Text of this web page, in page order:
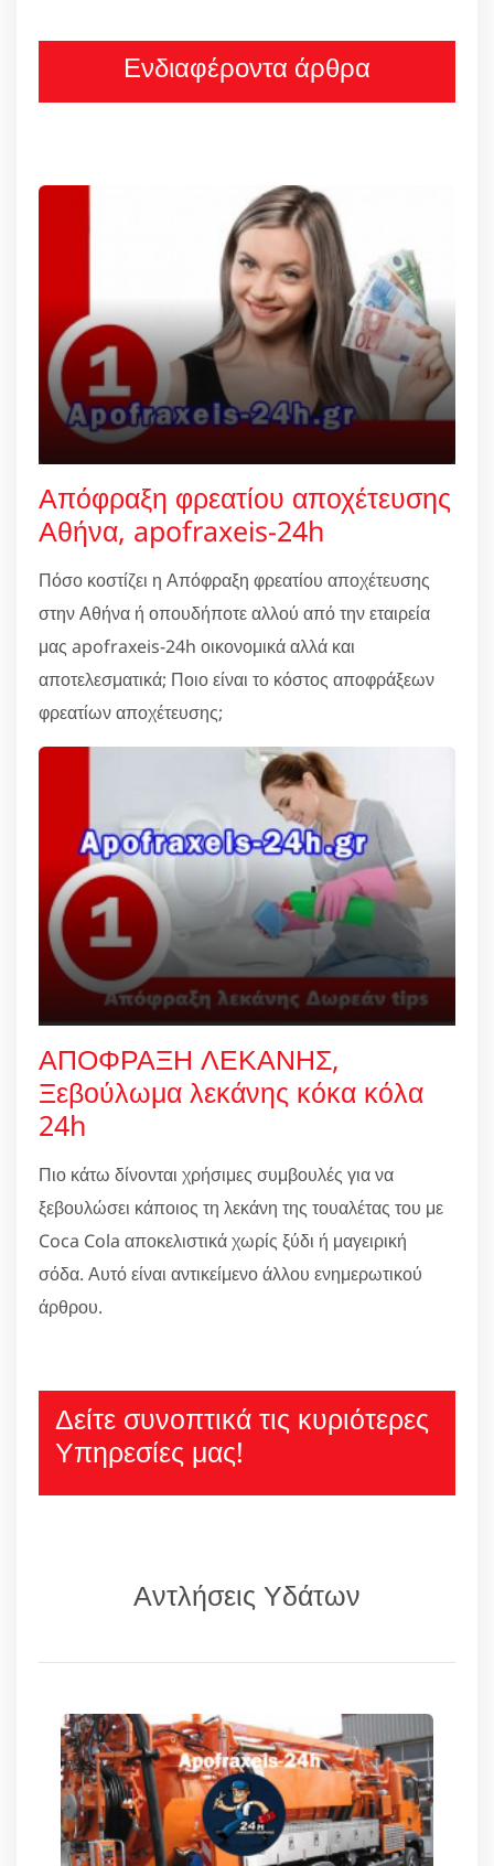
Ενδιαφέροντα άρθρα
Απόφραξη φρεατίου αποχέτευσης
Αθήνα, apofraxeis-24h
Πόσο κοστίζει η Απόφραξη φρεατίου αποχέτευσης
στην Αθήνα ή οπουδήποτε αλλού από την εταιρεία
μας apofraxeis-24h οικονομικά αλλά και
αποτελεσματικά; Ποιο είναι το κόστος αποφράξεων
φρεατίων αποχέτευσης;
ΑΠΟΦΡΑΞΗ ΛΕΚΑΝΗΣ,
Ξεβούλωμα λεκάνης κόκα κόλα
24h
Πιο κάτω δίνονται χρήσιμες συμβουλές για να
ξεβουλώσει κάποιος τη λεκάνη της τουαλέτας του με
Coca Cola αποκελιστικά χωρίς ξύδι ή μαγειρική
σόδα. Αυτό είναι αντικείμενο άλλου ενημερωτικού
άρθρου.
Δείτε συνοπτικά τις κυριότερες
Υπηρεσίες μας!
Αντλήσεις Υδάτων